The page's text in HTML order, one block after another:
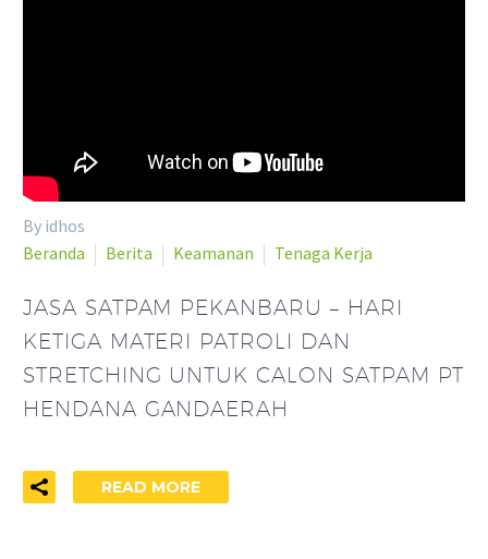
By idhos
Beranda
Berita Keamanan Tenaga Kerja
JASA SATPAM PEKANBARU – HARI
KETIGA MATERI PATROLI DAN
STRETCHING UNTUK CALON SATPAM PT
HENDANA GANDAERAH
READ MORE